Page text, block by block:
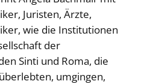
Juristen, Ärzte,
wie die Institutionen
der
Sinti und Roma, die
umgingen,